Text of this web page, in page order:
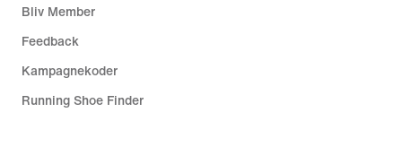
Bliv Member
Feedback
Kampagnekoder
Running Shoe Finder